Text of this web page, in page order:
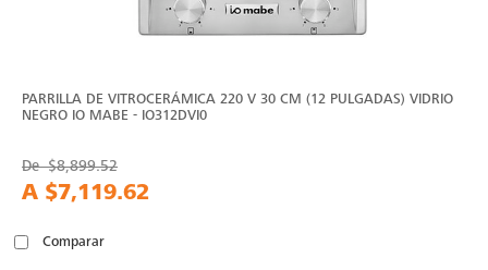
PARRILLA DE VITROCERÁMICA 220 V 30 CM (12 PULGADAS) VIDRIO
NEGRO IO MABE - IO312DVI0
De$8,899.52
A $7,119.62
Comparar